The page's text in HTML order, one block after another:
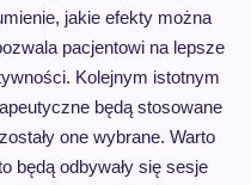
jakie efekty można
pacjentowi na lepsze
Kolejnym istotnym
będą stosowane
one wybrane. Warto
będą odbywały się sesje